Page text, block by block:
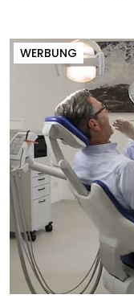
WERBUNG